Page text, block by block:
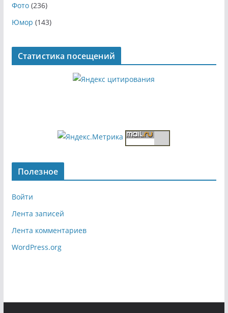
Фото(236)
Юмор (143)
Статистика посещений
Полезное
Войти
Лента записей
Лента комментариев
WordPress.org